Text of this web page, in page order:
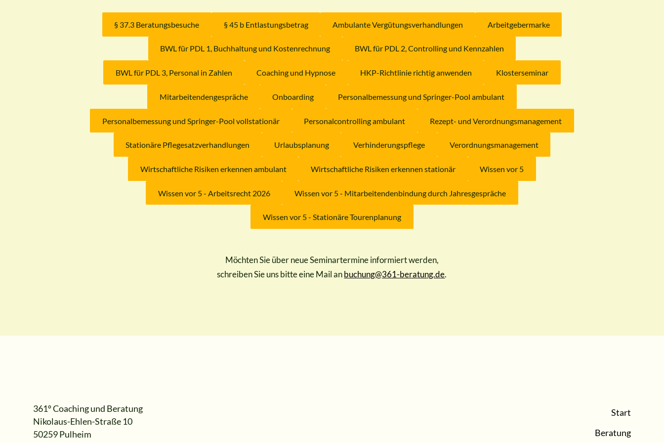
§ 37.3 Beratungsbesuche § 45 b Entlastungsbetrag Ambulante Vergütungsverhandlungen Arbeitgebermarke
BWL für PDL 1, Buchhaltung und Kostenrechnung BWL für PDL 2, Controlling und Kennzahlen
BWL für PDL 3, Personal in Zahlen Coaching und Hypnose HKP-Richtlinie richtig anwenden Klosterseminar
Mitarbeitendengespräche Onboarding Personalbemessung und Springer-Pool ambulant
Personalbemessung und Springer-Pool vollstationär Personalcontrolling ambulant Rezept- und Verordnungsmanagement
Stationäre Pflegesatzverhandlungen Urlaubsplanung Verhinderungspflege Verordnungsmanagement
Wirtschaftliche Risiken erkennen ambulant Wirtschaftliche Risiken erkennen stationär Wissen vor 5
Wissen vor 5 - Arbeitsrecht 2026 Wissen vor 5 - Mitarbeitendenbindung durch Jahresgespräche
Wissen vor 5 - Stationäre Tourenplanung
Möchten Sie über neue Seminartermine informiert werden,
schreiben Sie uns bitte eine Mail anbuchung@361-beratung.de.
361º Coaching und Beratung
Nikolaus-Ehlen-Straße 10
50259 Pulheim
Start
Beratung